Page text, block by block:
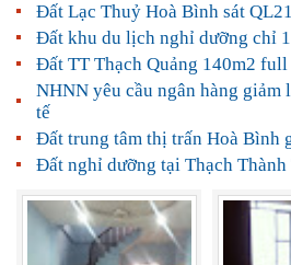
Đất Lạc Thuỷ Hoà Bình sát
Đất khu du lịch nghỉ dưỡng chỉ
Đất TT Thạch Quảng 140m2
NHNN yêu cầu ngân hàng
tế
Đất trung tâm thị trấn Hoà Bình
Đất nghỉ dưỡng tại Thạch